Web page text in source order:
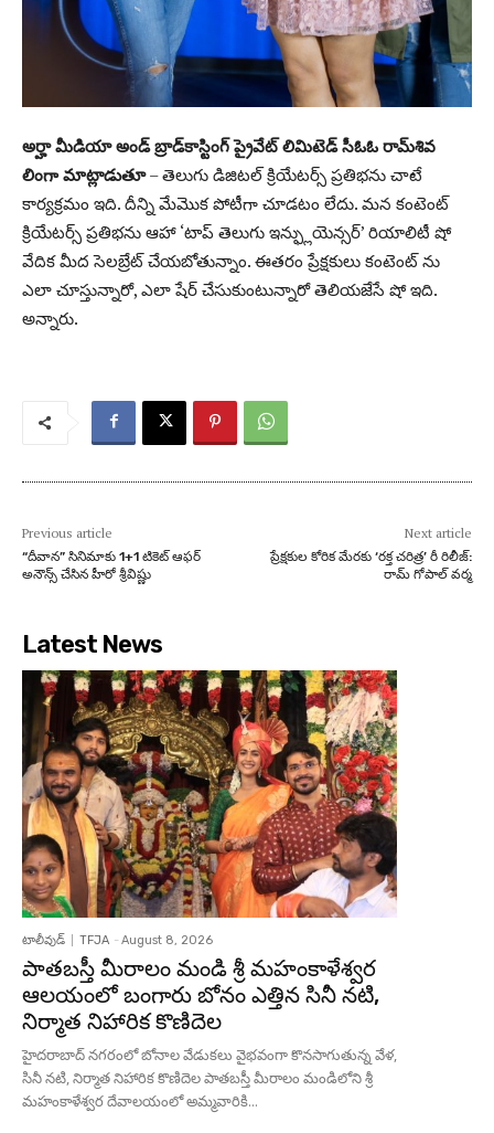
అర్హా మీడియా అండ్ బ్రాడ్‌కాస్టింగ్ ప్రైవేట్ లిమిటెడ్ సీఓఓ రామ్‌శివ
లింగా మాట్లాడుతూ– తెలుగు డిజిటల్ క్రియేటర్స్ ప్రతిభను చాటే
కార్యక్రమం ఇది. దీన్ని మేమొక పోటీగా చూడటం లేదు. మన కంటెంట్
క్రియేటర్స్ ప్రతిభను ఆహా ‘టాప్ తెలుగు ఇన్ఫ్లుయెన్సర్’ రియాలిటీ షో
వేదిక మీద సెలబ్రేట్ చేయబోతున్నాం. ఈతరం ప్రేక్షకులు కంటెంట్ ను
ఎలా చూస్తున్నారో, ఎలా షేర్ చేసుకుంటున్నారో తెలియజేసే షో ఇది.
అన్నారు.
Previous article
“దీవాన” సినిమాకు 1+1 టికెట్ ఆఫర్
అనౌన్స్ చేసిన హీరో శ్రీవిష్ణు
Next article
ప్రేక్షకుల కోరిక మేరకు ‘రక్త చరిత్ర’ రీ రిలీజ్:
రామ్ గోపాల్ వర్మ
Latest News
టాలీవుడ్ TFJA - August 8, 2026
పాతబస్తీ మీరాలం మండి శ్రీ మహంకాళేశ్వర
ఆలయంలో బంగారు బోనం ఎత్తిన సినీ నటి,
నిర్మాత నిహారిక కొణిదెల
హైదరాబాద్ నగరంలో బోనాల వేడుకలు వైభవంగా కొనసాగుతున్న వేళ,
సినీ నటి, నిర్మాత నిహారిక కొణిదెల పాతబస్తీ మీరాలం మండిలోని శ్రీ
మహంకాళేశ్వర దేవాలయంలో అమ్మవారికి...